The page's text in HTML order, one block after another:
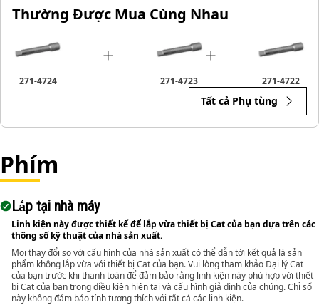
are not easily accessible without additional reach.
Thường Được Mua Cùng Nhau
271-4724 271-4723 271-4722
Tất cả Phụ tùng
Phím
Lắp tại nhà máy
Linh kiện này được thiết kế để lắp vừa thiết bị Cat của bạn dựa trên các
thông số kỹ thuật của nhà sản xuất.
Mọi thay đổi so với cấu hình của nhà sản xuất có thể dẫn tới kết quả là sản
phẩm không lắp vừa với thiết bị Cat của bạn. Vui lòng tham khảo Đại lý Cat
của bạn trước khi thanh toán để đảm bảo rằng linh kiện này phù hợp với thiết
bị Cat của bạn trong điều kiện hiện tại và cấu hình giả định của chúng. Chỉ số
này không đảm bảo tính tương thích với tất cả các linh kiện.